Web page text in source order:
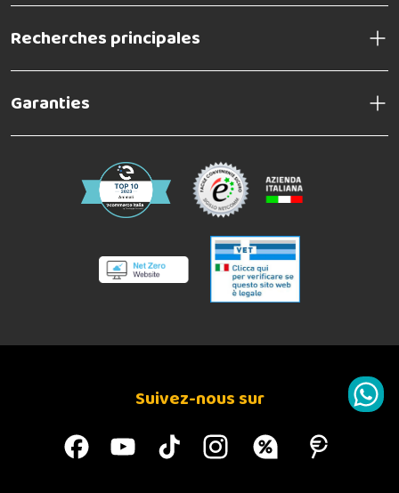
Recherches principales
Garanties
Suivez-nous sur